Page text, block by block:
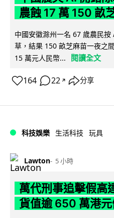
農蝕 17 萬 150 畝
中國安徽滁州一名 67 歲農民
草，結果 150 畝芝麻苗一夜之
15 萬元人民幣...
閱讀全文
164 22 ↗ 分享
科技娛樂 生活科技 玩具
Lawton 5 小時
萬代刑事追擊假高
貨值逾 650 萬港